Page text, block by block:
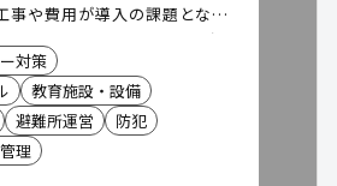
事や費用が導入の課題となり
ネオ・ライト)」は、太陽光
、電源工事不要で設置でき
明です。平常時の防犯・安
災害時にも照明を確保。防
どのオプションも追加で
合わせた公共空間の整備を支
対策
教育施設・設備
避難所運営
防犯
理